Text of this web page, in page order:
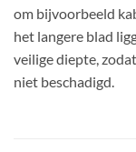
om bijvoorbeeld
het langere blad
veilige diepte,
niet beschadigd.